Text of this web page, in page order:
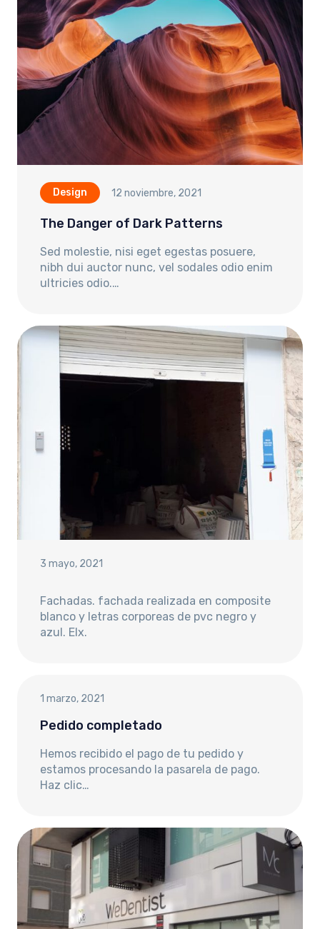
Design 12 noviembre, 2021
The Danger of Dark Patterns
Sed molestie, nisi eget egestas posuere,
nibh dui auctor nunc, vel sodales odio enim
ultricies odio.…
3 mayo, 2021
Fachadas. fachada realizada en composite
blanco y letras corporeas de pvc negro y
azul. Elx.
1 marzo, 2021
Pedido completado
Hemos recibido el pago de tu pedido y
estamos procesando la pasarela de pago.
Haz clic…